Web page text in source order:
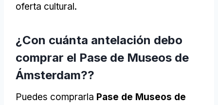
oferta cultural.
¿Con cuánta antelación debo
comprar el Pase de Museos de
Ámsterdam??
Puedes comprarla Pase de Museos de